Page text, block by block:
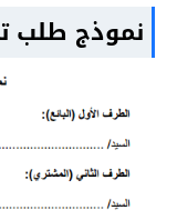
نموذج طلب